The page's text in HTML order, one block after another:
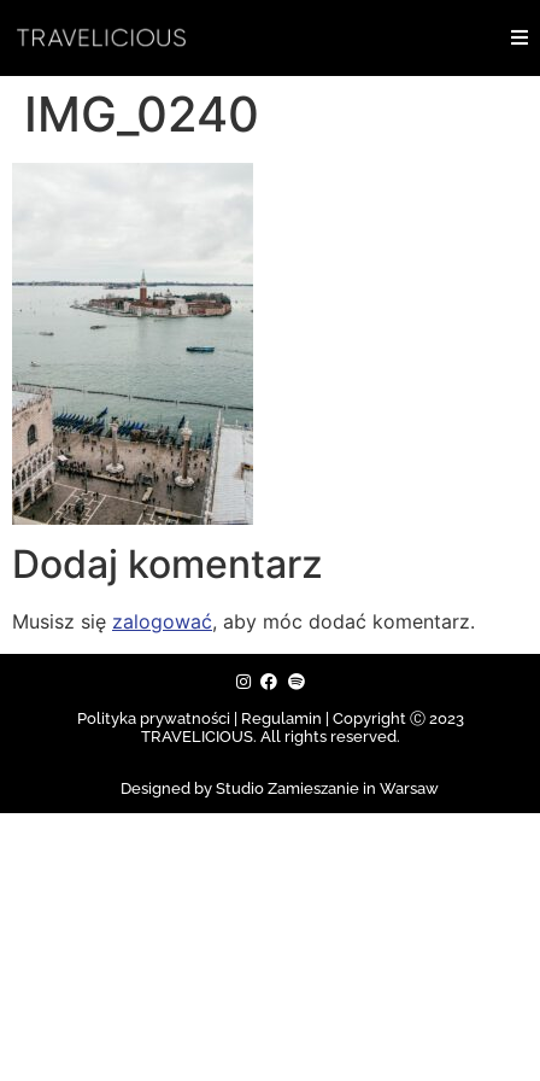
IMG_0240
Dodaj komentarz
Musisz się zalogować, aby móc dodać komentarz.
Polityka prywatności | Regulamin | Copyright Ⓒ 2023
TRAVELICIOUS. All rights reserved.
Designed by Studio Zamieszanie in Warsaw